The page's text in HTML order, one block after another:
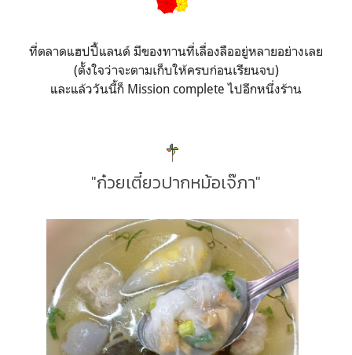
ที่ตลาดแฮปปี้แลนด์ มีของทานที่เลื่องลืออยู่หลายอย่างเลย
(ตั้งใจว่าจะตามเก็บให้ครบก่อนเรียนจบ)
และแล้ววันนี้ก็ Mission complete ไปอีกหนึ่งร้าน
"ก๋วยเตี๋ยวปากหม้อเจ๊ภา"